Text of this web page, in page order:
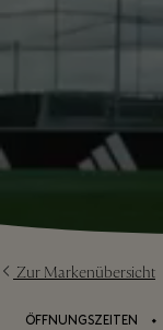
Zur Markenübersicht
ÖFFNUNGSZEITEN ⬩